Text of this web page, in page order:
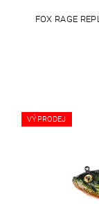
FOX RAGE
VÝPRODEJ